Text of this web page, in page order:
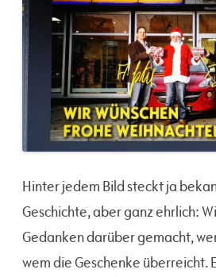
Hinter jedem Bild steckt ja
Geschichte, aber ganz ehrlich:
Gedanken darüber gemacht,
wem die Geschenke überreicht.